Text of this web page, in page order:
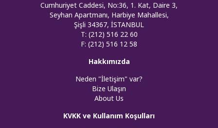
Cumhuriyet Caddesi, No:36, 1. Kat, Daire 3,
Seyhan Apartmanı, Harbiye Mahallesi,
Şişli 34367, İSTANBUL
T: (212) 516 22 60
F: (212) 516 12 58
Hakkımızda
Neden "İletişim" var?
Bize Ulaşın
About Us
KVKK ve Kullanım Koşulları